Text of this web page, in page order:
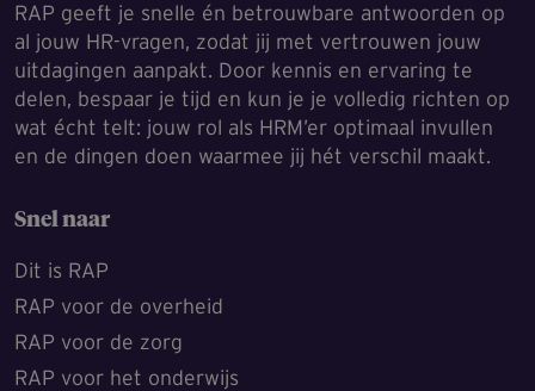
RAP geeft je snelle én betrouwbare antwoorden op
al jouw HR-vragen, zodat jij met vertrouwen jouw
uitdagingen aanpakt. Door kennis en ervaring te
delen, bespaar je tijd en kun je je volledig richten op
wat écht telt: jouw rol als HRM’er optimaal invullen
en de dingen doen waarmee jij hét verschil maakt.
Snel naar
Dit is RAP
RAP voor de overheid
RAP voor de zorg
RAP voor het onderwijs